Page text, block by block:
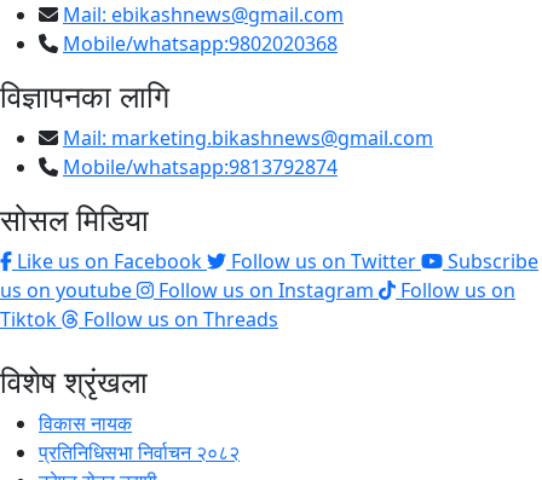
Mail: ebikashnews@gmail.com
Mobile/whatsapp:9802020368
विज्ञापनका लागि
Mail: marketing.bikashnews@gmail.com
Mobile/whatsapp:9813792874
सोसल मिडिया
Like us on Facebook Follow us on Twitter
Subscribe
us on youtube
Follow us on Instagram
Follow us on
Tiktok
Follow us on Threads
विशेष श्रृंखला
विकास नायक
प्रतिनिधिसभा निर्वाचन २०८२